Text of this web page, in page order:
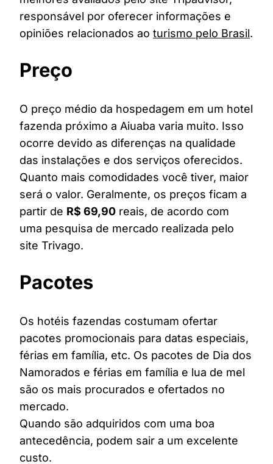
responsável por oferecer informações e
opiniões relacionados ao turismo pelo Brasil.
Preço
O preço médio da hospedagem em um hotel
fazenda próximo a Aiuaba varia muito. Isso
ocorre devido as diferenças na qualidade
das instalações e dos serviços oferecidos.
Quanto mais comodidades você tiver, maior
será o valor. Geralmente, os preços ficam a
partir de R$ 69,90 reais, de acordo com
uma pesquisa de mercado realizada pelo
site Trivago.
Pacotes
Os hotéis fazendas costumam ofertar
pacotes promocionais para datas especiais,
férias em família, etc. Os pacotes de Dia dos
Namorados e férias em família e lua de mel
são os mais procurados e ofertados no
mercado.
Quando são adquiridos com uma boa
antecedência, podem sair a um excelente
custo.